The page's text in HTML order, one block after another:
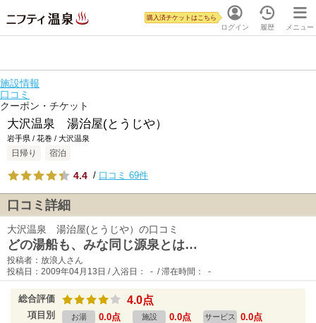
ログイン
購入済チケットはこちら
履歴 メニュー
施設情報
口コミ
クーポン・チケット
大沢温泉 湯治屋(とうじや）
岩手県 / 花巻 / 大沢温泉
日帰り 宿泊
4.4 / 口コミ 69件
口コミ詳細
大沢温泉 湯治屋(とうじや）の口コミ
どの湯船も、みな同じ源泉とは…
投稿者：放浪人さん
投稿日：2009年04月13日 / 入浴日： - / 滞在時間： -
総合評価 4.0点
項目別 お湯 0.0点 施設 0.0点 サービス 0.0点